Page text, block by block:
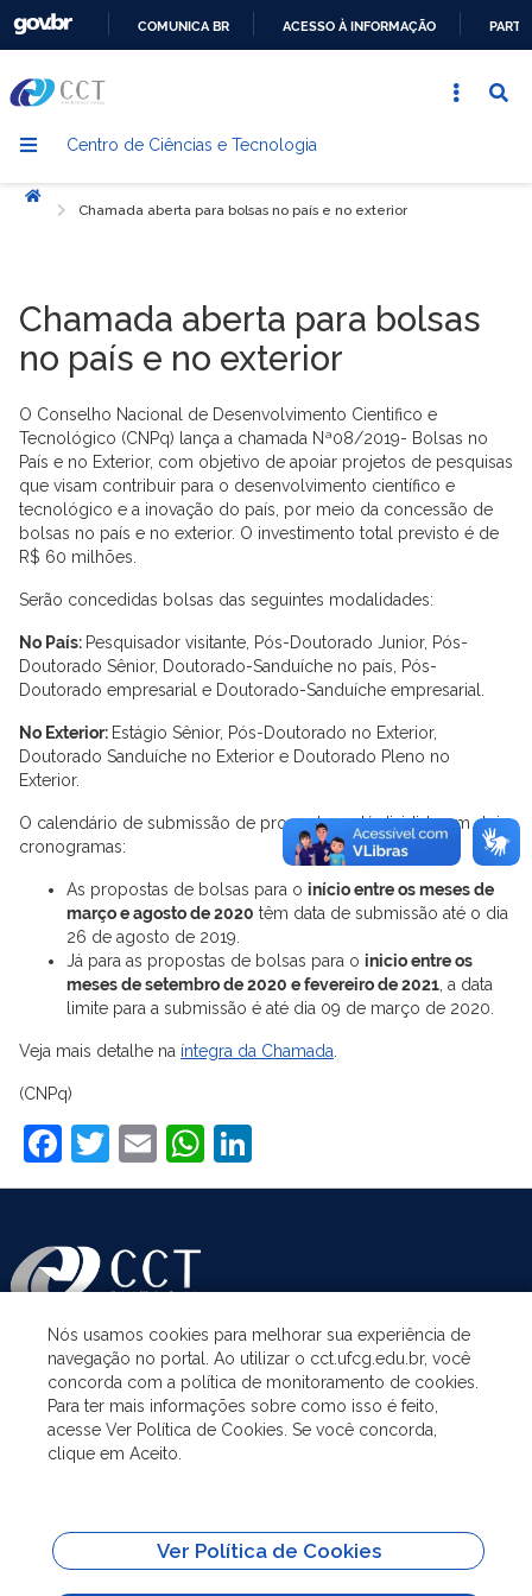
CONTEÚDO
COMUNICA BR ACESSO À INFORMAÇÃO
Centro de Ciências e Tecnologia
Início
Chamada aberta para bolsas no país e no exterior
Chamada aberta para bolsas
no país e no exterior
O Conselho Nacional de Desenvolvimento Cientifico e
Tecnológico (CNPq) lança a chamada Nª08/2019- Bolsas no
País e no Exterior, com objetivo de apoiar projetos de pesquisas
que visam contribuir para o desenvolvimento científico e
tecnológico e a inovação do país, por meio da concessão de
bolsas no país e no exterior. O investimento total previsto é de
R$ 60 milhões.
Serão concedidas bolsas das seguintes modalidades:
No País: Pesquisador visitante, Pós-Doutorado Junior, Pós-
Doutorado Sênior, Doutorado-Sanduíche no país, Pós-
Doutorado empresarial e Doutorado-Sanduíche empresarial.
No Exterior: Estágio Sênior, Pós-Doutorado no Exterior,
Doutorado Sanduíche no Exterior e Doutorado Pleno no
Exterior.
O calendário de submissão de propostas está dividido em dois
cronogramas:
As propostas de bolsas para o início entre os meses de
março e agosto de 2020 têm data de submissão até o dia
26 de agosto de 2019.
Já para as propostas de bolsas para o inicio entre os
meses de setembro de 2020 e fevereiro de 2021 , a data
limite para a submissão é até dia 09 de março de 2020.
Veja mais detalhe na íntegra da Chamada
(CNPq)
Facebook
Twitter
EmailWhatsApp
ASSUNTOS
ACESSO À INFORMAÇÃO
SITES IMPORTANTES
Nós usamos cookies para melhorar sua experiência de
navegação no portal. Ao utilizar o cct.ufcg.edu.br, você
concorda com a política de monitoramento de cookies.
Para ter mais informações sobre como isso é feito,
acesse Ver Política de Cookies. Se você concorda,
clique em Aceito.
Ver Política de Cookies